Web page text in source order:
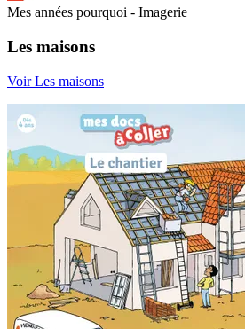
Mes années pourquoi - Imagerie
Les maisons
Voir Les maisons